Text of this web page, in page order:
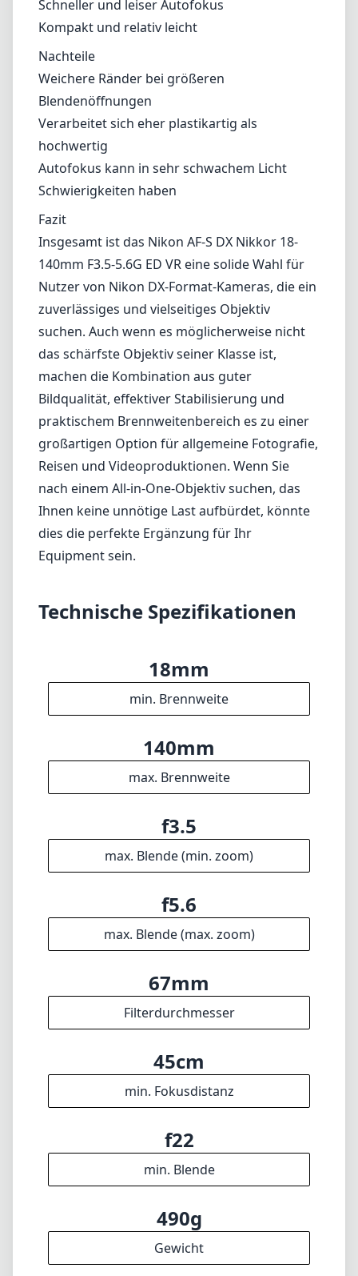
Objektive zu wechseln, was umständlich und
störend sein kann.
Vorteile
Vielseitiger Brennweitenbereich (18-140mm)
Gute Bildschärfe, insbesondere im Zentrum
Effektive Bildstabilisierung
Nachteile
Weichere Ränder bei größeren
Blendenöffnungen
Verarbeitet sich eher plastikartig als
hochwertig
Autofokus kann in sehr schwachem Licht
Schwierigkeiten haben
Fazit
Insgesamt ist das Nikon AF-S DX Nikkor 18-
140mm F3.5-5.6G ED VR eine solide Wahl für
Nutzer von Nikon DX-Format-Kameras, die ein
zuverlässiges und vielseitiges Objektiv
suchen. Auch wenn es möglicherweise nicht
das schärfste Objektiv seiner Klasse ist,
Bildqualität, effektiver Stabilisierung und
praktischem Brennweitenbereich es zu einer
Reisen und Videoproduktionen. Wenn Sie
nach einem All-in-One-Objektiv suchen, das
Ihnen keine unnötige Last aufbürdet, könnte
dies die perfekte Ergänzung für Ihr
Equipment sein.
Technische Spezifikationen
18mm
min. Brennweite
140mm
max. Brennweite
f3.5
max. Blende (min. zoom)
f5.6
max. Blende (max. zoom)
67mm
Filterdurchmesser
45cm